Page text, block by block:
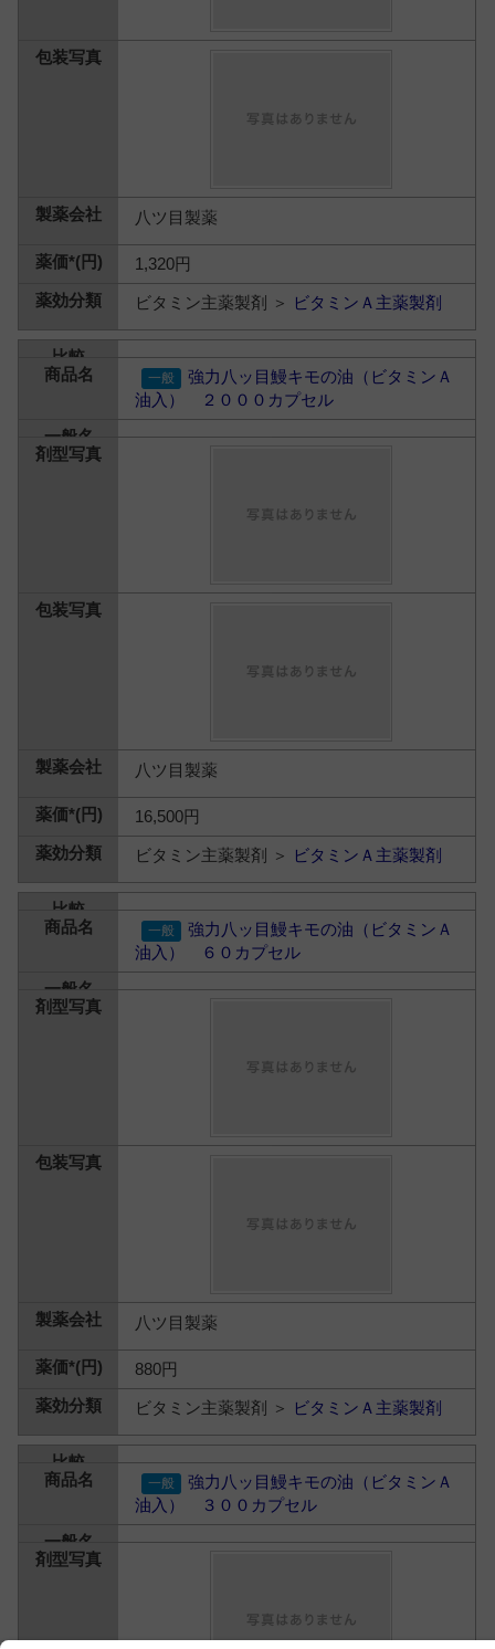
八ツ目製薬
1,320円
ビタミン主薬製剤 ＞ ビタミンＡ主薬製剤
強力八ッ目鰻キモの油（ビタミンＡ
油入） ２０００カプセル
八ツ目製薬
16,500円
ビタミン主薬製剤 ＞ ビタミンＡ主薬製剤
強力八ッ目鰻キモの油（ビタミンＡ
油入） ６０カプセル
八ツ目製薬
880円
ビタミン主薬製剤 ＞ ビタミンＡ主薬製剤
強力八ッ目鰻キモの油（ビタミンＡ
油入） ３００カプセル